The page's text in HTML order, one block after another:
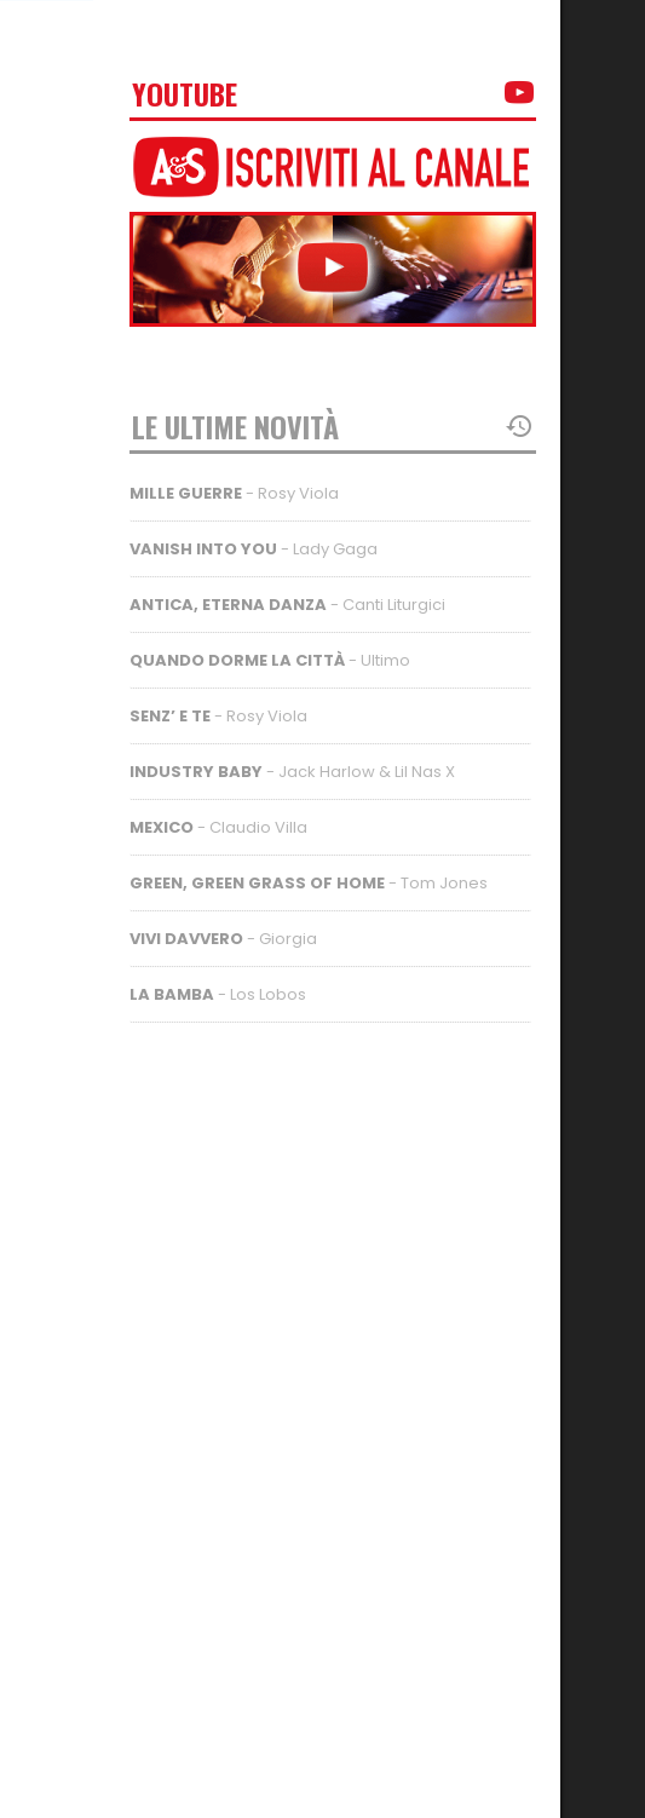
YOUTUBE
LE ULTIME NOVITÀ
MILLE GUERRE - Rosy Viola
VANISH INTO YOU - Lady Gaga
ANTICA, ETERNA DANZA - Canti Liturgici
QUANDO DORME LA CITTÀ - Ultimo
SENZ’ E TE - Rosy Viola
INDUSTRY BABY - Jack Harlow & Lil Nas X
MEXICO - Claudio Villa
GREEN, GREEN GRASS OF HOME - Tom Jones
VIVI DAVVERO - Giorgia
LA BAMBA - Los Lobos